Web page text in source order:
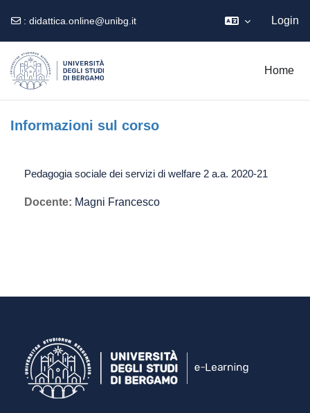
: didattica.online@unibg.it Login
Home
Informazioni sul corso
Pedagogia sociale dei servizi di welfare 2 a.a. 2020-21
Docente: Magni Francesco